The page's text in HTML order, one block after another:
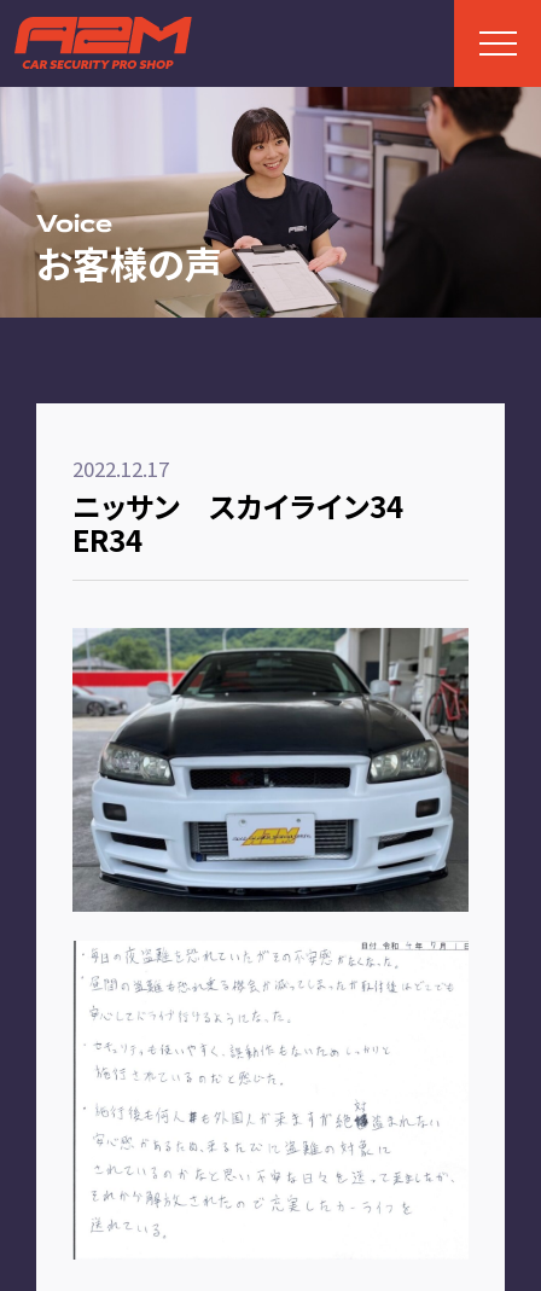
Voice
お客様の声
2022.12.17
ニッサン スカイライン34
ER34
TOP
ABOUT
A2Mについて
FAQ
お客様の声
お知らせ
PLAN
車種別プラン
SHOP
A2M 本店
A2M 仙台
A2M 宇都宮
A2M 愛知
A2M 四日市
A2M USC
アップデート サポートセンター
A2M 横浜